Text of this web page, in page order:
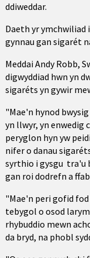
ddiweddar.
Daeth yr ymchwiliad
gynnau gan sigarét
Meddai Andy Robb,
digwyddiad hwn yn
sigaréts yn gywir
"Mae'n hynod
yn llwyr, yn enwedig
peryglon hyn yw
nifer o danau
syrthio i gysgu tra'u
gan roi dodrefn a
"Mae'n peri gofid
tebygol o osod
rhybuddio mewn
da bryd, na phobl